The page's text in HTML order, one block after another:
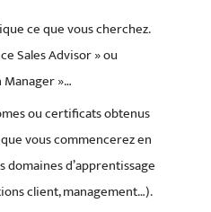
ce que vous cherchez.
Sales Advisor » ou
»…
ou certificats obtenus
vous commencerez en
domaines d’apprentissage
client, management…).